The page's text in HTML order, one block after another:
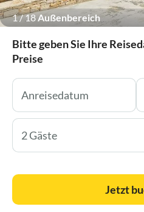
1/18 Außenbereich
Bitte geben Sie Ihre
Preise
2 Gäste
Jetzt